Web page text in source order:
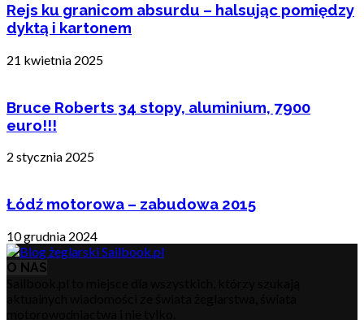
Rejs ku granicom absurdu – halsując pomiędzy
dyktą i kartonem
21 kwietnia 2025
Bruce Roberts 34 stopy, aluminium, 7900
euro!!!
2 stycznia 2025
Łódź motorowa – zabudowa 2015
10 grudnia 2024
O NAS